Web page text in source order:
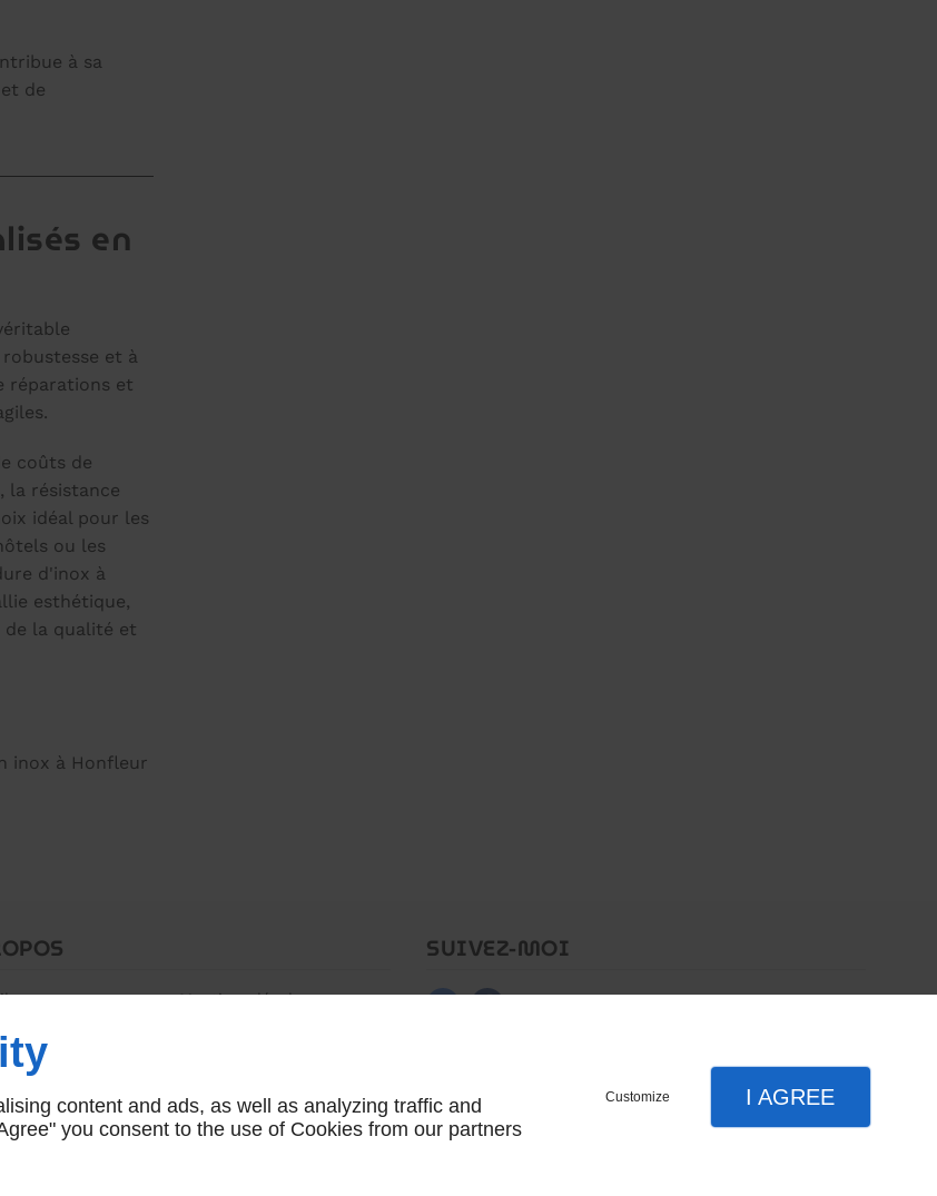
à sa
de
en
et à
réparations et
coûts de
la résistance
idéal pour les
ou les
d'inox à
esthétique,
la qualité et
inox à Honfleur
Mentions légales
SUIVEZ-MOI
content and ads, as well as analyzing traffic and
you consent to the use of Cookies from our partners
Customize I AGREE